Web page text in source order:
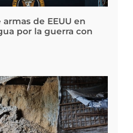
de EEUU en
por la guerra con